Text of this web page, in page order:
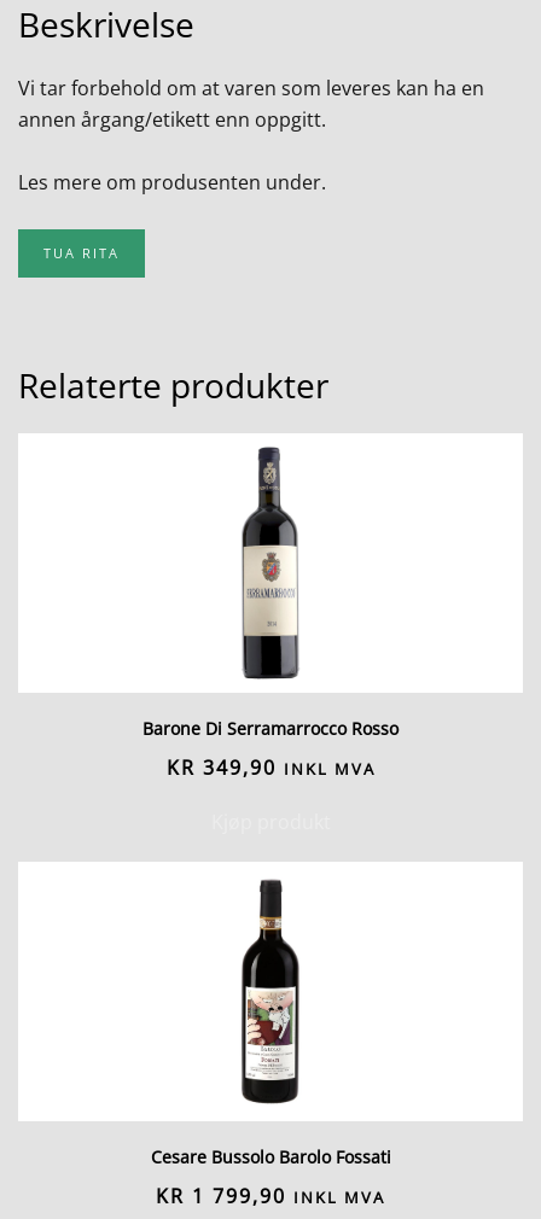
Beskrivelse
Vi tar forbehold om at varen som leveres kan ha en
annen årgang/etikett enn oppgitt.
Les mere om produsenten under.
TUA RITA
Relaterte produkter
Barone Di Serramarrocco Rosso
KR 349,90 INKL MVA
Cesare Bussolo Barolo Fossati
KR 1 799,90 INKL MVA